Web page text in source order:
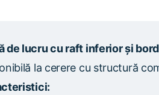
de lucru cu raft inferior și
la cerere cu structură